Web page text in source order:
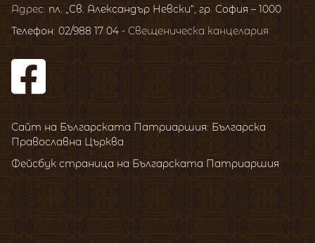
Адрес: пл. „Св. Александър Невски“, гр. София – 1000
Телефон: 02/988 17 04 - Свещеническа канцелария
Сайт на Българската Патриаршия: Българска
Православна Църква
Фейсбук страница на Българската Патриаршия